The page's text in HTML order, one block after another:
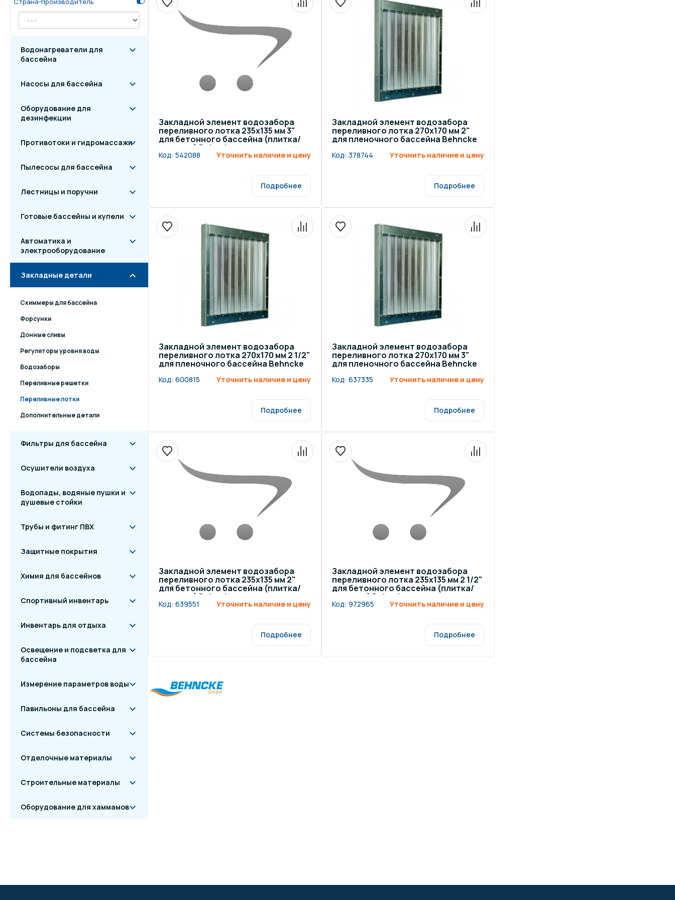
бассейна
Измерение параметров воды
Системы безопасности Отделочные материалы Строительные материалы
Водонагреватели для
бассейна
Насосы для бассейна
Оборудование для
дезинфекции
Противотоки и гидромассажи
Пылесосы для бассейна
Лестницы и поручни
Готовые бассейны и купели
Автоматика и
электрооборудование
Закладные детали
Скиммеры для бассейна
Форсунки
Донные сливы
Регуляторы уровня воды
Водозаборы
Переливные решетки
Переливные лотки
Дополнительные детали
Фильтры для бассейна
Осушители воздуха
Водопады, водяные пушки и
душевые стойки
Трубы и фитинг ПВХ
Защитные покрытия
Химия для бассейнов
Спортивный инвентарь
Инвентарь для отдыха
Освещение и подсветка для
бассейна
Измерение параметров воды
Павильоны для бассейна
Системы безопасности
Отделочные материалы
Строительные материалы
Оборудование для хаммамов
Закладной элемент водозабора
переливного лотка 235х135 мм 3"
для бетонного бассейна (плитка/
мозаика) Behncke
Код: 542088 Уточнить наличие и цену
Подробнее
Закладной элемент водозабора
переливного лотка 270х170 мм 2"
для пленочного бассейна Behncke
Код: 378744 Уточнить наличие и цену
Подробнее
Закладной элемент водозабора
переливного лотка 270х170 мм 2 1/2"
для пленочного бассейна Behncke
Код: 600815 Уточнить наличие и цену
Подробнее
Закладной элемент водозабора
переливного лотка 270х170 мм 3"
для пленочного бассейна Behncke
Код: 637335 Уточнить наличие и цену
Подробнее
Закладной элемент водозабора
переливного лотка 235х135 мм 2"
для бетонного бассейна (плитка/
мозаика) Behncke
Код: 639551 Уточнить наличие и цену
Подробнее
Закладной элемент водозабора
переливного лотка 235х135 мм 2 1/2"
для бетонного бассейна (плитка/
мозаика) Behncke
Код: 972965 Уточнить наличие и цену
Подробнее